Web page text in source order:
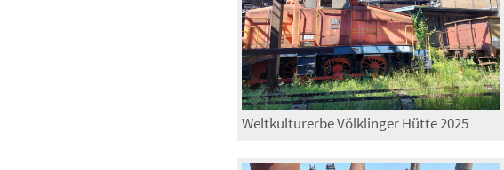
Weltkulturerbe Völklinger Hütte 2025